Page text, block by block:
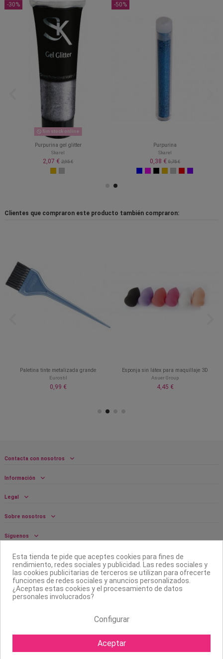
-30%
Sin stock online
Purpurina gel glitter
Skarel
2,07 € 2,95 €
-50%
Purpurina
Skarel
0,38 € 0,75 €
Clientes que compraron este producto también compraron:
Paletina tinte metalizada grande
Eurostil
0,99 €
Esponja sin látex para maquillaje 3D
Asuer Group
4,45 €
Contacta con nosotros
Información
Legal
Sobre nosotros
Síguenos
Boletín
Esta tienda te pide que aceptes cookies para fines de
rendimiento, redes sociales y publicidad. Las redes sociales y
las cookies publicitarias de terceros se utilizan para ofrecerte
funciones de redes sociales y anuncios personalizados.
¿Aceptas estas cookies y el procesamiento de datos
personales involucrados?
Configurar
Aceptar